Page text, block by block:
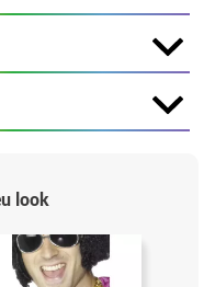
look